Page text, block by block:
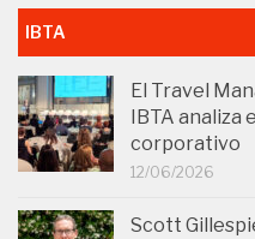
IBTA
El Travel
IBTA analiza
corporativo
12/06/2026
Scott